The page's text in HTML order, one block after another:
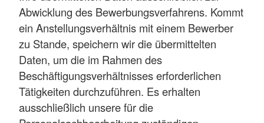
Abwicklung des Bewerbungsverfahrens. Kommt
ein Anstellungsverhältnis mit einem Bewerber
zu Stande, speichern wir die übermittelten
Daten, um die im Rahmen des
Beschäftigungsverhältnisses erforderlichen
Tätigkeiten durchzuführen. Es erhalten
ausschließlich unsere für die